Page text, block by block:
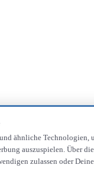
ähnliche Technologien,
auszuspielen. Über
zulassen oder